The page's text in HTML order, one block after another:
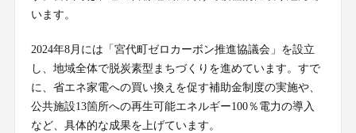
います。
2024年8月には「宮代町ゼロカーボン推進協議会」を設立
し、地域全体で脱炭素型まちづくりを進めています。すで
に、省エネ家電への買い換えを促す補助金制度の実施や、
公共施設13箇所への再生可能エネルギー100％電力の導入
など、具体的な成果を上げています。